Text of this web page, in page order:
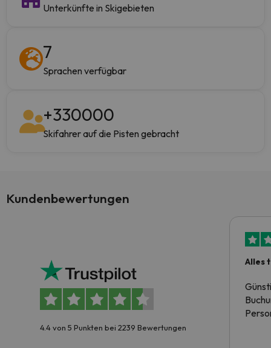
Unterkünfte in Skigebieten
7
Sprachen verfügbar
+330000
Skifahrer auf die Pisten gebracht
Kundenbewertungen
4.4 von 5 Punkten bei 2239 Bewertungen
Alles